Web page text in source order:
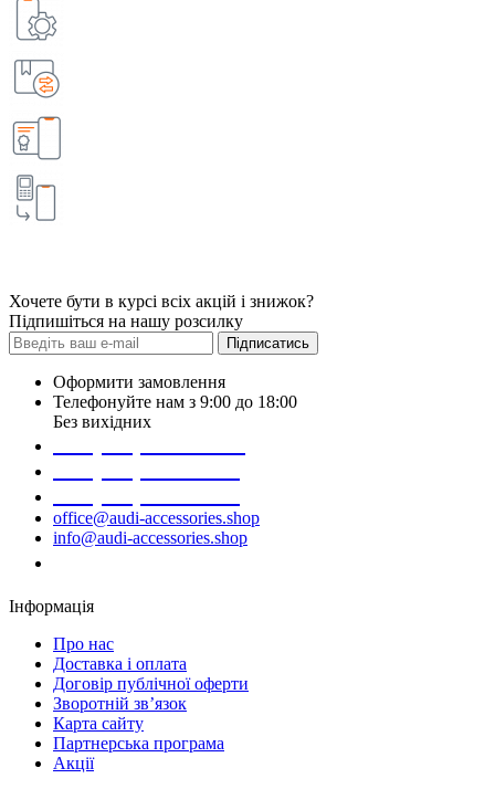
Хочете бути в курсі всіх акцій і знижок?
Підпишіться на нашу розсилку
Підписатись
Оформити замовлення
Телефонуйте нам з 9:00 до 18:00
Без вихідних
office@audi-accessories.shop
info@audi-accessories.shop
Інформація
Про нас
Доставка і оплата
Договір публічної оферти
Зворотній зв’язок
Карта сайту
Партнерська програма
Акції